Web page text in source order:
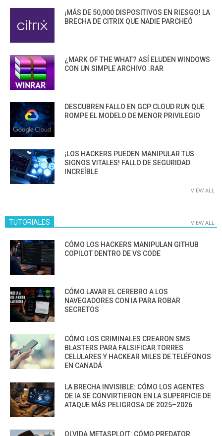
¡MÁS DE 50,000 DISPOSITIVOS EN RIESGO! LA
BRECHA DE CITRIX QUE NADIE PARCHEÓ
¿MARK OF THE WHAT? ASÍ ELUDEN WINDOWS
CON UN SIMPLE ARCHIVO .RAR
DESCUBREN FALLO EN GCP CLOUD RUN QUE
ROMPE EL MODELO DE MENOR PRIVILEGIO
¡LOS HACKERS PUEDEN MANIPULAR TUS
SIGNOS VITALES! FALLO DE SEGURIDAD
INCREÍBLE
VIEW ALL
TUTORIALES VIEW ALL
CÓMO LOS HACKERS MANIPULAN GITHUB
COPILOT DENTRO DE VS CODE
CÓMO LAVAR EL CEREBRO A LOS
NAVEGADORES CON IA PARA ROBAR
SECRETOS
CÓMO LOS CRIMINALES CREARON SMS
BLASTERS PARA FALSIFICAR TORRES
CELULARES Y HACKEAR MILES DE TELÉFONOS
EN CANADÁ
LA BRECHA INVISIBLE: CÓMO LOS AGENTES
DE IA SE CONVIRTIERON EN LA SUPERFICIE DE
ATAQUE MÁS PELIGROSA DE 2025–2026
OLVIDA METASPLOIT: CÓMO PREDATOR